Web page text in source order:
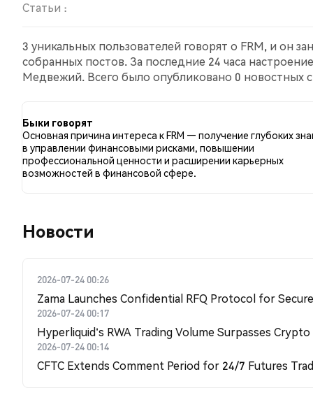
Статьи :
3 уникальных пользователей говорят о FRM, и он
собранных постов. За последние 24 часа
Медвежий. Всего было опубликовано 0 новостных
Быки говорят
Основная причина интереса к FRM — получение глубоких
в управлении финансовыми рисками, повышении
профессиональной ценности и расширении карьерных
возможностей в финансовой сфере.
Новости
2026-07-24 00:26
Zama Launches Confidential RFQ Protocol for
2026-07-24 00:17
Hyperliquid's RWA Trading Volume Surpasses
2026-07-24 00:14
CFTC Extends Comment Period for 24/7 Futures